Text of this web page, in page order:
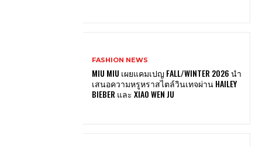
FASHION NEWS
MIU MIU เผยแคมเปญ FALL/WINTER 2026 นำ
เสนอความหรูหราสไตล์วินเทจผ่าน HAILEY
BIEBER และ XIAO WEN JU